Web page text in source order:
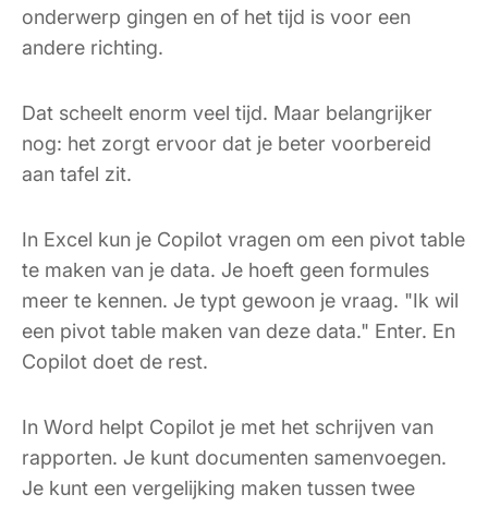
onderwerp gingen en of het tijd is voor een
andere richting.
Dat scheelt enorm veel tijd. Maar belangrijker
nog: het zorgt ervoor dat je beter voorbereid
aan tafel zit.
In Excel kun je Copilot vragen om een pivot table
te maken van je data. Je hoeft geen formules
meer te kennen. Je typt gewoon je vraag. "Ik wil
een pivot table maken van deze data." Enter. En
Copilot doet de rest.
In Word helpt Copilot je met het schrijven van
rapporten. Je kunt documenten samenvoegen.
Je kunt een vergelijking maken tussen twee